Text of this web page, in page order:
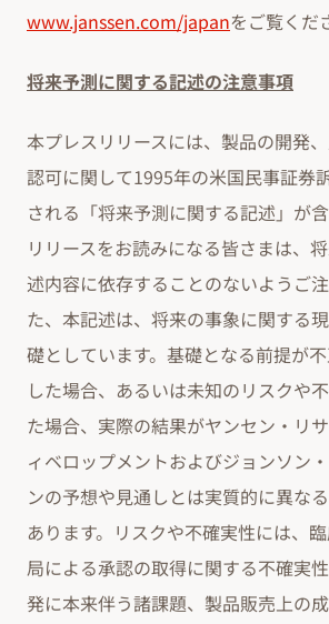
www.janssen.com/japanをご覧くだ
将来予測に関する記述の注意事項
本プレスリリースには、製品の開発
認可に関して1995年の米国民事証券
される「将来予測に関する記述」が
リリースをお読みになる皆さまは、
述内容に依存することのないようご
た、本記述は、将来の事象に関する
礎としています。基礎となる前提が
した場合、あるいは未知のリスクや
た場合、実際の結果がヤンセン・リ
ィベロップメントおよびジョンソン
ンの予想や見通しとは実質的に異な
あります。リスクや不確実性には、
局による承認の取得に関する不確実
発に本来伴う諸課題、製品販売上の